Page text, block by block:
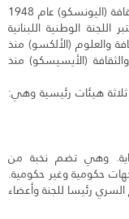
تأسست اللجنة الوطنية اللبنانية للتربية والعلم والثقافة (اليونسكو) عام 1948
رقم 12141/ك. تعتبر اللجنة الوطنية اللبنانية
والعلوم (الألكسو) منذ
والثقافة (الأيسيسكو) منذ
ثلاثة هيئات رئيسية وهي:
وهي تضم نخبة من
حكومية وغير حكومية.
السري رئيسا للجنة وأعضاء